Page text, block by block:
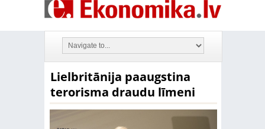
Lielbritānija paaugstina
terorisma draudu līmeni